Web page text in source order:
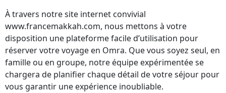
À travers notre site internet convivial
www.francemakkah.com, nous mettons à votre
disposition une plateforme facile d’utilisation pour
réserver votre voyage en Omra. Que vous soyez seul, en
famille ou en groupe, notre équipe expérimentée se
chargera de planifier chaque détail de votre séjour pour
vous garantir une expérience inoubliable.